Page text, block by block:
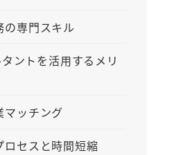
の専門スキル
ントを活用するメリ
マッチング
ロセスと時間短縮